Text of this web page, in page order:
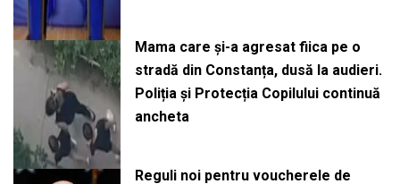
Mama care și-a agresat fiica pe o
stradă din Constanța, dusă la audieri.
Poliția și Protecția Copilului continuă
ancheta
Reguli noi pentru voucherele de